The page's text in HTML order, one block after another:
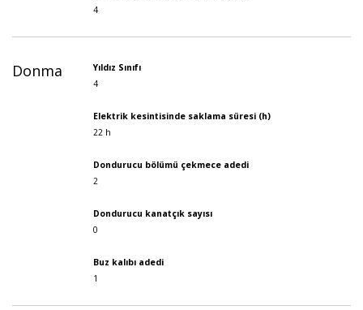
4
Donma
Yıldız Sınıfı
4
Elektrik kesintisinde saklama süresi (h)
22 h
Dondurucu bölümü çekmece adedi
2
Dondurucu kanatçık sayısı
0
Buz kalıbı adedi
1